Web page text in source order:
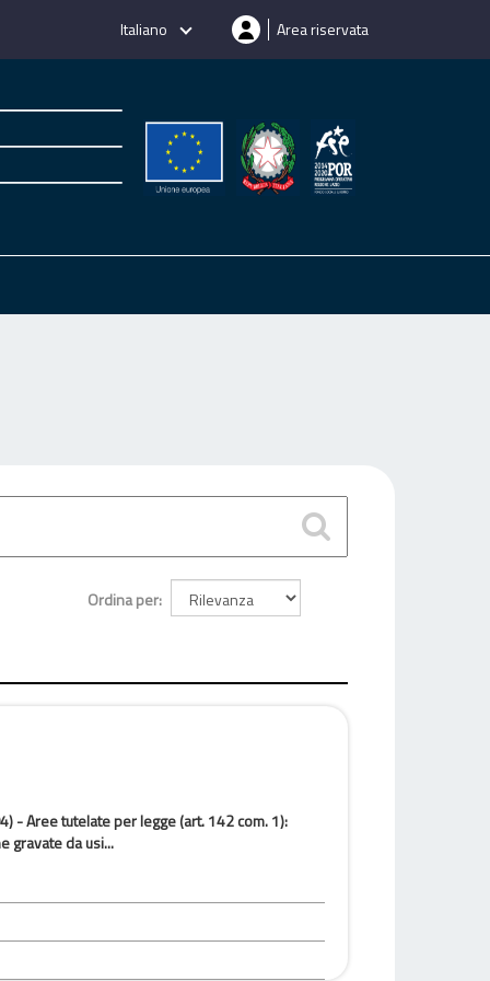
Italiano Area riservata
Ordina per
- Aree tutelate per legge (art. 142 com. 1):
gravate da usi...